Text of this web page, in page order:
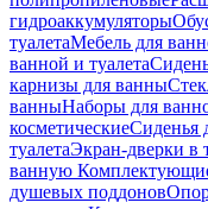
гидроаккумуляторы
туалетаМебель для
ванной и туалета
карнизы для ванны
ванныНаборы для
косметическиеСиденья
туалетаЭкран-дверки в
ванную
душевых поддонов